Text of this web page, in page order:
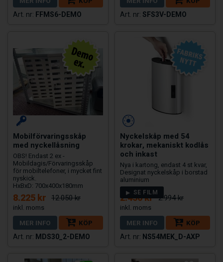
FFMS6-DEMO
SFS3V-DEMO
Mobilförvaringsskåp
med nyckellåsning
OBS! Endast 2 ex -
Mobildagis/Förvaringsskåp
för mobiltelefoner, i mycket fint
nyskick.
HxBxD: 700x400x180mm
8.225 kr 12.050 kr
MER INFO
KÖP
MDS30_2-DEMO
Nyckelskåp med 54
krokar, mekaniskt kodlås
och inkast
Nya i kartong, endast 4 st kvar,
Designat nyckelskåp i borstad
aluminium
SE FILM
2.450 kr 2.994 kr
MER INFO
KÖP
NS54MEK_D-AXP